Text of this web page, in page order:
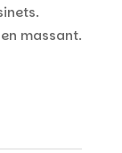
massant.